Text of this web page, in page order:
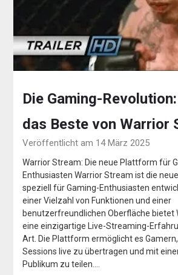
Die Gaming-
das Beste von Warrior
Veröffentlicht am 14 März 2025
Warrior Stream: Die neue Plattform für
Enthusiasten Warrior Stream ist die
speziell für Gaming-Enthusiasten
einer Vielzahl von Funktionen und einer
benutzerfreundlichen Oberfläche bietet
eine einzigartige Live-Streaming-
Art. Die Plattform ermöglicht es
Sessions live zu übertragen und mit
Publikum zu teilen….